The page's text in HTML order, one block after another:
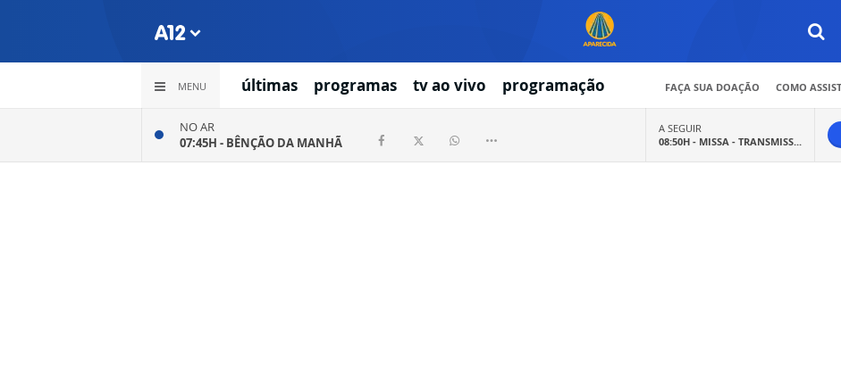
MENU últimas programas tv ao vivo programação FAÇA SUA DOAÇÃO COMO
NO AR
07:45H - BÊNÇÃO DA MANHÃ
A SEGUIR
08:50H - MISSA - TRANSMISS...